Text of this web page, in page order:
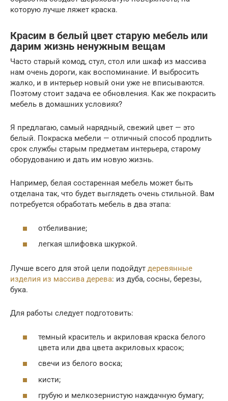
которую лучше ляжет краска.
Красим в белый цвет старую мебель или
дарим жизнь ненужным вещам
Часто старый комод, стул, стол или шкаф из массива
нам очень дороги, как воспоминание. И выбросить
жалко, и в интерьер новый они уже не вписываются.
Поэтому стоит задача ее обновления. Как же покрасить
мебель в домашних условиях?
Я предлагаю, самый нарядный, свежий цвет — это
белый. Покраска мебели — отличный способ продлить
срок службы старым предметам интерьера, старому
оборудованию и дать им новую жизнь.
Например, белая состаренная мебель может быть
отделана так, что будет выглядеть очень стильной. Вам
потребуется обработать мебель в два этапа:
отбеливание;
легкая шлифовка шкуркой.
Лучше всего для этой цели подойдут деревянные
изделия из массива дерева: из дуба, сосны, березы,
бука.
Для работы следует подготовить:
темный краситель и акриловая краска белого
цвета или два цвета акриловых красок;
свечи из белого воска;
кисти;
грубую и мелкозернистую наждачную бумагу;